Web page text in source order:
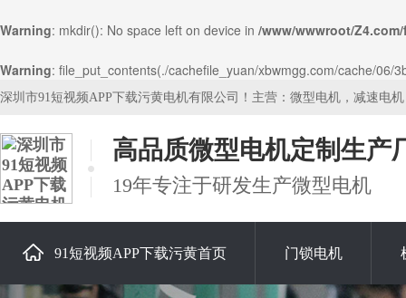
Warning: mkdir(): No space left on device in /www/wwwroot/
Warning: file_put_contents(./cachefile_yuan/xbwmgg.com/cache/
深圳市91短视频APP下载污黄电机有限公司！主营：微型电机，减速电
高品质微型电机定制生产
19年专注于研发生产微型电机
91短视频APP下载污黄首页 门锁电机